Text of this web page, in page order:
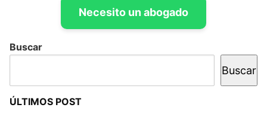
Necesito un abogado
Buscar
Buscar
ÚLTIMOS POST